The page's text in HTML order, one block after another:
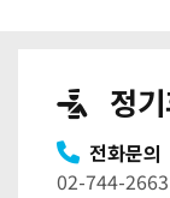
정
전화문의
02-744-2663